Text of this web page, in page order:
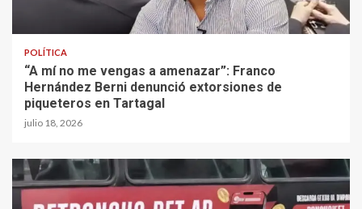
POLÍTICA
“A mí no me vengas a amenazar”: Franco
Hernández Berni denunció extorsiones de
piqueteros en Tartagal
julio 18, 2026